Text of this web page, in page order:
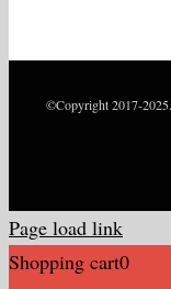
©Copyright 2017-
Page load link
Shopping cart0